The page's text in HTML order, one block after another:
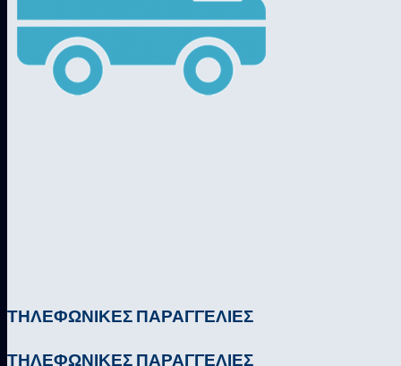
ΤΗΛΕΦΩΝΙΚΕΣ ΠΑΡΑΓΓΕΛΙΕΣ
ΤΗΛΕΦΩΝΙΚΕΣ ΠΑΡΑΓΓΕΛΙΕΣ